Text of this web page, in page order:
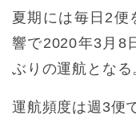
夏期には毎日2便
響で2020年3月8
ぶりの運航となる
運航頻度は週3便